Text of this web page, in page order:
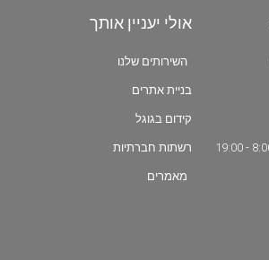
אולי יעניין אותך
השירותים שלנו
בניית אתרים
קידום בגוגל
רשתות חברתיות
מאמרים